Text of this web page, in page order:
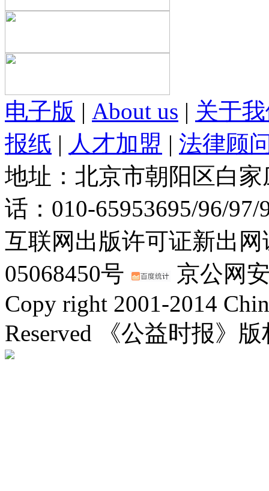
电子版 | About us | 关于
报纸 | 人才加盟 | 法律顾
地址：北京市朝阳区白
话：010-65953695/96/
互联网出版许可证新出
05068450号
京公网
Copy right 2001-2014
Reserved 《公益时报》